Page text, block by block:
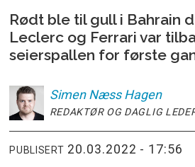
Rødt ble til gull i Bahrain
Leclerc og Ferrari var
seierspallen for første
Simen Næss Hagen
REDAKTØR OG DAGLIG
PUBLISERT 20.03.2022 - 17:56